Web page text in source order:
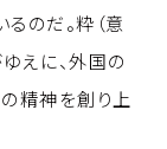
のだ。粋（意
えに、外国の
精神を創り上